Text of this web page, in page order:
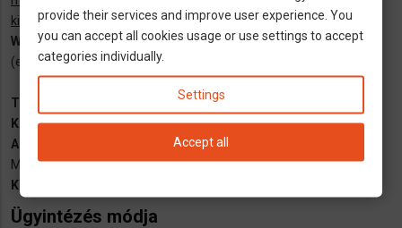
kiskorú eltűnése esetén hívható)
WhatsApp:+36-30-36-36-111//Viber::+36-30-36-36-555
(elsősorban szöveges üzenetek fogadására).
Tiszteletbeli Konzul:
Dr. Siegfried Axtmann
Konzul:Szabolcs Hegede
A Tiszteletbeli Konzul asszisztense:
Mundrucz
Konzuli munkatársak:
Ügyintézés módja
provide their services and improve user experience. You
you can accept all cookies usage or use settings to accept
categories individually.
Settings
Accept all